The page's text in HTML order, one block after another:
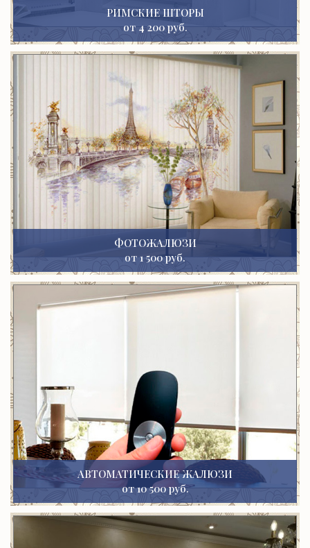
РИМСКИЕ ШТОРЫ
от 4 200 руб.
ФОТОЖАЛЮЗИ
от 1 500 руб.
АВТОМАТИЧЕСКИЕ ЖАЛЮЗИ
от 10 500 руб.